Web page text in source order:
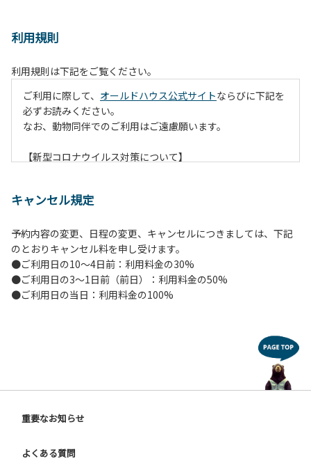
利用規則
利用規則は下記をご覧ください。
ご利用に際して、 オールドハウス公式サイトならびに下記を
必ずお読みください。
なお、動物同伴でのご利用はご遠慮願います。
【新型コロナウイルス対策について】
また、今後の状況次第で変わる場合がありますのでご了承く
【ペンションでの取り組み】
・お食事は席数を減らしソーシャルディスタンスを確保して
のお食事。
・お食事は18時と19時の2回に分けて行います。（ご希望の
・スタッフの体調管理、健康チェックの徹底。
・施設内の換気。
す。また、山の上なので朝晩は冷えます。服装は１枚多めに
キャンセル規定
予約内容の変更、日程の変更、キャンセルにつきましては、下記
のとおりキャンセル料を申し受けます。
●ご利用日の10～4日前：利用料金の30%
●ご利用日の3～1日前（前日）：利用料金の50%
●ご利用日の当日：利用料金の100%
重要なお知らせ
よくある質問